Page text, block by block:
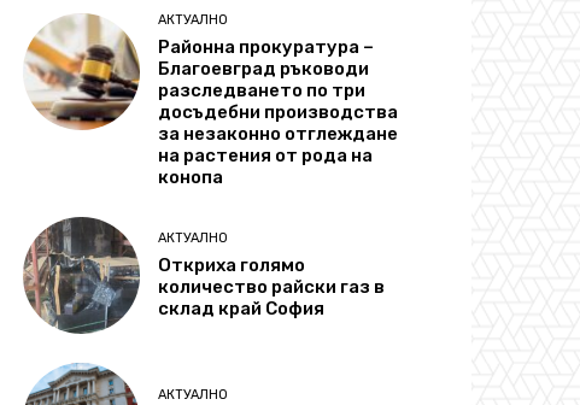
АКТУАЛНО
Районна прокуратура –
Благоевград ръководи
разследването по три
досъдебни производства
за незаконно отглеждане
на растения от рода на
конопа
АКТУАЛНО
Откриха голямо
количество райски газ в
склад край София
АКТУАЛНО